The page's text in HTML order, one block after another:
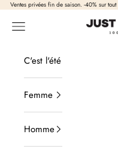
Passer au contenu
Ventes privées fin de saison. -40% sur
Just
Ouvrir la navigation
C'est l'été
Femme
Homme